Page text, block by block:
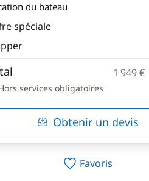
du bateau
spéciale
1 949 €
services obligatoires
Obtenir un devis
Favoris